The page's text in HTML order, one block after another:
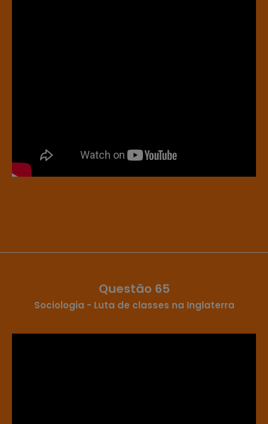
Questão 65
Sociologia - Luta de classes na Inglaterra